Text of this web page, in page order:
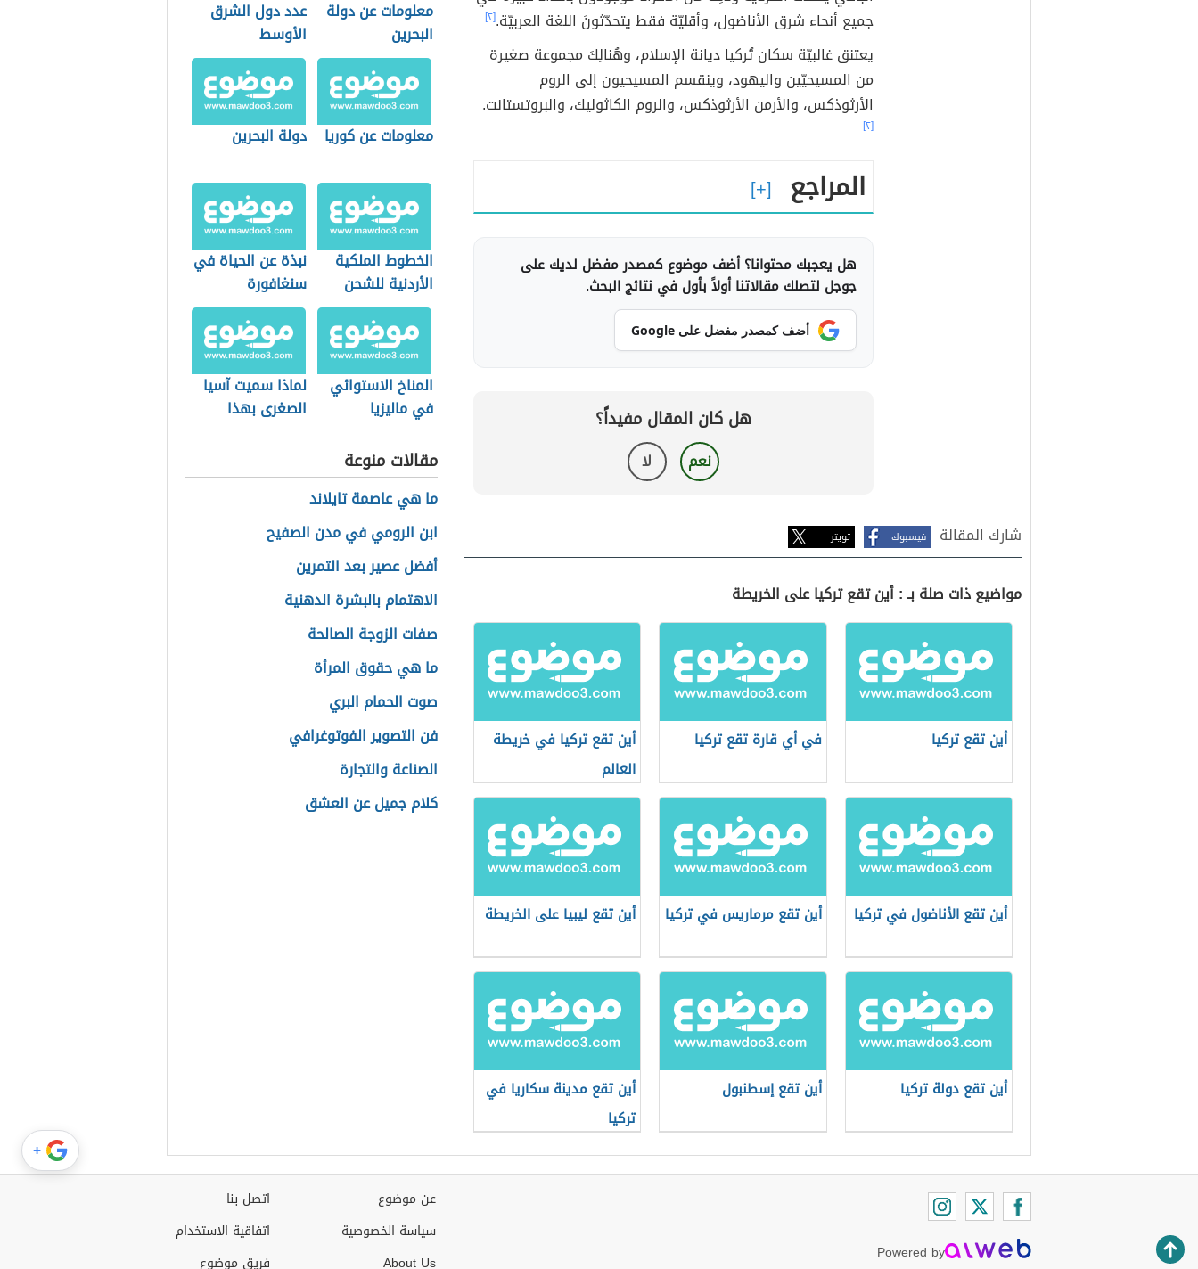
جميع أنحاء شرق الأناضول، وأقليّة فقط يتحدّثونَ اللغة العربيّة.[٢]
يعتنق غالبيّة سكان تُركيا ديانة الإسلام، وهُنالِكَ مجموعة صغيرة
من المسيحيّين واليهود، وينقسم المسيحيون إلى الروم
الأرثوذكس، والأرمن الأرثوذكس، والروم الكاثوليك، والبروتستانت.
[٢]
المراجع
هل يعجبك محتوانا؟ أضف موضوع كمصدر مفضل لديك على
جوجل لتصلك مقالاتنا أولاً بأول في نتائج البحث.
أضف كمصدر مفضل على Google
هل كان المقال مفيداً؟
نعم لا
شارك المقالة فيسبوك تويتر
مواضيع ذات صلة بـ : أين تقع تركيا على الخريطة
أين تقع تركيا في أي قارة تقع تركيا
أين تقع تركيا في خريطة
العالم
أين تقع الأناضول في تركيا أين تقع مرماريس في تركيا أين تقع ليبيا على الخريطة
أين تقع دولة تركيا أين تقع إسطنبول
أين تقع مدينة سكاريا في
تركيا
معلومات عن دولة
البحرين
عدد دول الشرق
الأوسط
معلومات عن كوريا دولة البحرين
الخطوط الملكية
الأردنية للشحن
نبذة عن الحياة في
سنغافورة
المناخ الاستوائي
في ماليزيا
لماذا سميت آسيا
الصغرى بهذا
مقالات منوعة
ما هي عاصمة تايلاند
ابن الرومي في مدن الصفيح
أفضل عصير بعد التمرين
الاهتمام بالبشرة الدهنية
صفات الزوجة الصالحة
ما هي حقوق المرأة
صوت الحمام البري
فن التصوير الفوتوغرافي
الصناعة والتجارة
كلام جميل عن العشق
Powered by
اتصل بنا
اتفاقية الاستخدام
فريق موضوع
عن موضوع
سياسة الخصوصية
About Us
+